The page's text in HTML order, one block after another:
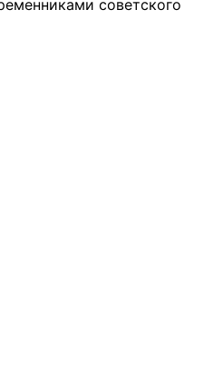
советского